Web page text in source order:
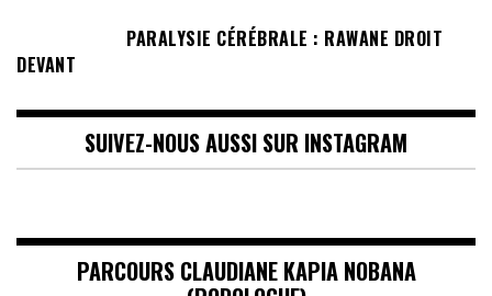
PARALYSIE CÉRÉBRALE : RAWANE DROIT
DEVANT
SUIVEZ-NOUS AUSSI SUR INSTAGRAM
PARCOURS CLAUDIANE KAPIA NOBANA